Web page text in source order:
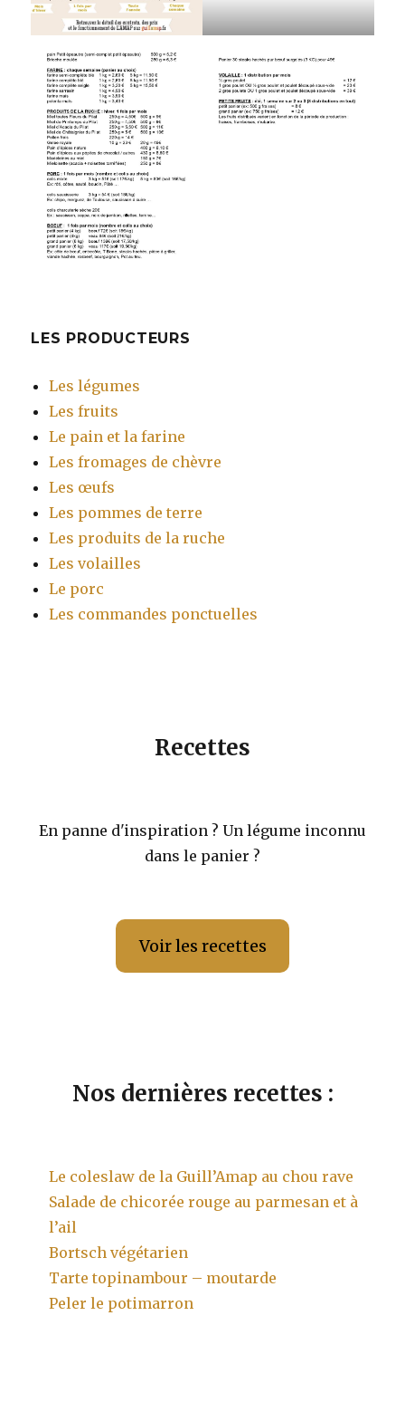
LES PRODUCTEURS
Les légumes
Les fruits
Le pain et la farine
Les fromages de chèvre
Les œufs
Les pommes de terre
Les produits de la ruche
Les volailles
Le porc
Les commandes ponctuelles
Recettes
En panne d'inspiration ? Un légume inconnu
dans le panier ?
Voir les recettes
Nos dernières recettes :
Le coleslaw de la Guill’Amap au chou rave
Salade de chicorée rouge au parmesan et à
l’ail
Bortsch végétarien
Tarte topinambour – moutarde
Peler le potimarron